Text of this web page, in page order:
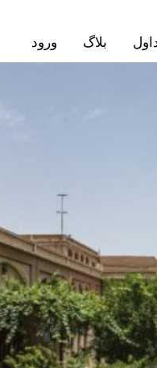
ورود بلاگ